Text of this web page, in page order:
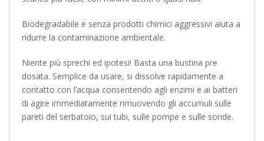
Biodegradabile e senza prodotti chimici aggressivi aiuta a
ridurre la contaminazione ambientale.
Niente più sprechi ed ipotesi! Basta una bustina pre
dosata. Semplice da usare, si dissolve rapidamente a
contatto con l’acqua consentendo agli enzimi e ai batteri
di agire immediatamente rimuovendo gli accumuli sulle
pareti del serbatoio, sui tubi, sulle pompe e sulle sonde.